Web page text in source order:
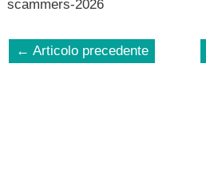
scammers-2026
← Articolo precedente